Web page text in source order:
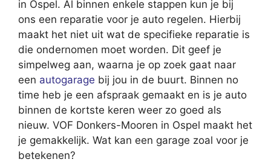
in Ospel. Al binnen enkele stappen kun je bij
ons een reparatie voor je auto regelen. Hierbij
maakt het niet uit wat de specifieke reparatie is
die ondernomen moet worden. Dit geef je
simpelweg aan, waarna je op zoek gaat naar
een autogarage bij jou in de buurt. Binnen no
time heb je een afspraak gemaakt en is je auto
binnen de kortste keren weer zo goed als
nieuw. VOF Donkers-Mooren in Ospel maakt het
je gemakkelijk. Wat kan een garage zoal voor je
betekenen?